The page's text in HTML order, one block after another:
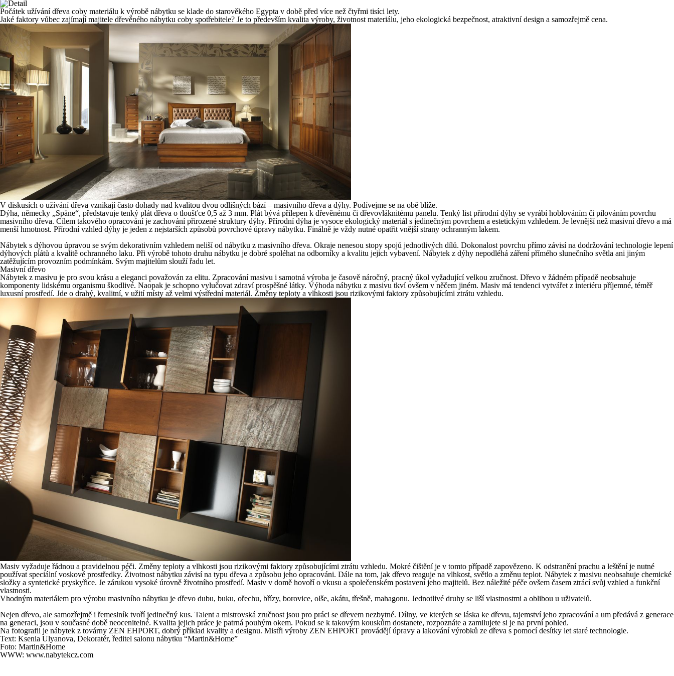
Počátek užívání dřeva coby materiálu k výrobě nábytku se klade do starověkého Egypta v době před více než čtyřmi tisíci lety.
Jaké faktory vůbec zajímají majitele dřevěného nábytku coby spotřebitele? Je to především kvalita výroby, životnost materiálu, jeho ekologická bezpečnost, atraktivní design a samozřejmě cena.
V diskusích o užívání dřeva vznikají často dohady nad kvalitou dvou odlišných bází – masivního dřeva a dýhy. Podívejme se na obě blíže.
Dýha, německy „Späne“, představuje tenký plát dřeva o tloušťce 0,5 až 3 mm. Plát bývá přilepen k dřevěnému či dřevovláknitému panelu. Tenký list přírodní dýhy se vyrábí hoblováním či pilováním povrchu
masivního dřeva. Cílem takového opracování je zachování přirozené struktury dýhy. Přírodní dýha je vysoce ekologický materiál s jedinečným povrchem a estetickým vzhledem. Je levnější než masivní dřevo a má
menší hmotnost. Přírodní vzhled dýhy je jeden z nejstarších způsobů povrchové úpravy nábytku. Finálně je vždy nutné opatřit vnější strany ochranným lakem.
Nábytek s dýhovou úpravou se svým dekorativním vzhledem neliší od nábytku z masivního dřeva. Okraje nenesou stopy spojů jednotlivých dílů. Dokonalost povrchu přímo závisí na dodržování technologie lepení
dýhových plátů a kvalitě ochranného laku. Při výrobě tohoto druhu nábytku je dobré spoléhat na odborníky a kvalitu jejich vybavení. Nábytek z dýhy nepodléhá záření přímého slunečního světla ani jiným
zatěžujícím provozním podmínkám. Svým majitelům slouží řadu let.
Masivní dřevo
Nábytek z masivu je pro svou krásu a eleganci považován za elitu. Zpracování masivu i samotná výroba je časově náročný, pracný úkol vyžadující velkou zručnost. Dřevo v žádném případě neobsahuje
komponenty lidskému organismu škodlivé. Naopak je schopno vylučovat zdraví prospěšné látky. Výhoda nábytku z masivu tkví ovšem v něčem jiném. Masiv má tendenci vytvářet z interiéru příjemné, téměř
luxusní prostředí. Jde o drahý, kvalitní, v užití místy až velmi výstřední materiál. Změny teploty a vlhkosti jsou rizikovými faktory způsobujícími ztrátu vzhledu.
Masiv vyžaduje řádnou a pravidelnou péči. Změny teploty a vlhkosti jsou rizikovými faktory způsobujícími ztrátu vzhledu. Mokré čištění je v tomto případě zapovězeno. K odstranění prachu a leštění je nutné
používat speciální voskové prostředky. Životnost nábytku závisí na typu dřeva a způsobu jeho opracováni. Dále na tom, jak dřevo reaguje na vlhkost, světlo a změnu teplot. Nábytek z masivu neobsahuje chemické
složky a syntetické pryskyřice. Je zárukou vysoké úrovně životního prostředí. Masiv v domě hovoří o vkusu a společenském postavení jeho majitelů. Bez náležité péče ovšem časem ztrácí svůj vzhled a funkční
vlastnosti.
Vhodným materiálem pro výrobu masivního nábytku je dřevo dubu, buku, ořechu, břízy, borovice, olše, akátu, třešně, mahagonu. Jednotlivé druhy se liší vlastnostmi a oblibou u uživatelů.
Nejen dřevo, ale samozřejmě i řemeslník tvoří jedinečný kus. Talent a mistrovská zručnost jsou pro práci se dřevem nezbytné. Dílny, ve kterých se láska ke dřevu, tajemství jeho zpracování a um předává z generace
na generaci, jsou v současné době neocenitelné. Kvalita jejich práce je patrná pouhým okem. Pokud se k takovým kouskům dostanete, rozpoznáte a zamilujete si je na první pohled.
Na fotografii je nábytek z továrny ZEN EHPORT, dobrý příklad kvality a designu. Mistři výroby ZEN EHPORT provádějí úpravy a lakování výrobků ze dřeva s pomocí desítky let staré technologie.
Text: Ksenia Ulyanova, Dekoratér, ředitel salonu nábytku “Martin&Home”
Foto: Martin&Home
WWW: www.nabytekcz.com